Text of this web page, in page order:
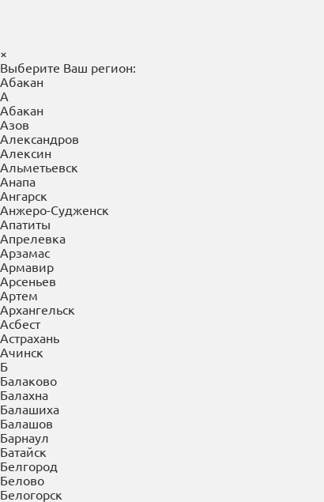
×
Выберите Ваш регион:
Абакан
А
Абакан
Азов
Александров
Алексин
Альметьевск
Анапа
Ангарск
Анжеро-Судженск
Апатиты
Апрелевка
Арзамас
Армавир
Арсеньев
Артем
Архангельск
Асбест
Астрахань
Ачинск
Б
Балаково
Балахна